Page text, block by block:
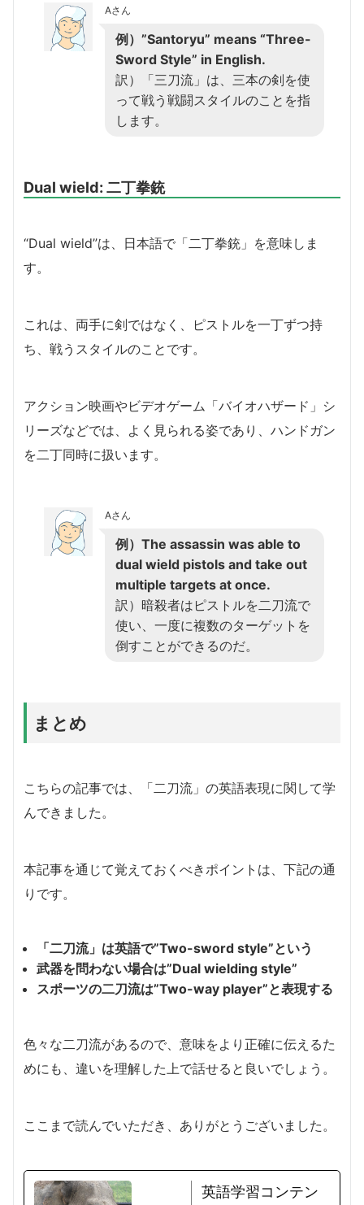
Aさん
例）”Santoryu” means “Three-
Sword Style” in English.
訳）「三刀流」は、三本の剣を使
って戦う戦闘スタイルのことを指
します。
Dual wield: 二丁拳銃
“Dual wield”は、日本語で「二丁拳銃」を意味しま
す。
これは、両手に剣ではなく、ピストルを一丁ずつ持
ち、戦うスタイルのことです。
アクション映画やビデオゲーム「バイオハザード」シ
リーズなどでは、よく見られる姿であり、ハンドガン
を二丁同時に扱います。
Aさん
例）The assassin was able to
dual wield pistols and take out
multiple targets at once.
訳）暗殺者はピストルを二刀流で
使い、一度に複数のターゲットを
倒すことができるのだ。
まとめ
こちらの記事では、「二刀流」の英語表現に関して学
んできました。
本記事を通じて覚えておくべきポイントは、下記の通
りです。
「二刀流」は英語で”Two-sword style”という
武器を問わない場合は”Dual wielding style”
スポーツの二刀流は”Two-way player”と表現する
色々な二刀流があるので、意味をより正確に伝えるた
めにも、違いを理解した上で話せると良いでしょう。
ここまで読んでいただき、ありがとうございました。
英語学習コンテン